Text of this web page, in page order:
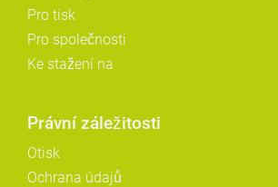
Pro tisk
Pro společnosti
Ke stažení na
Právní záležitosti
Otisk
Ochrana údajů